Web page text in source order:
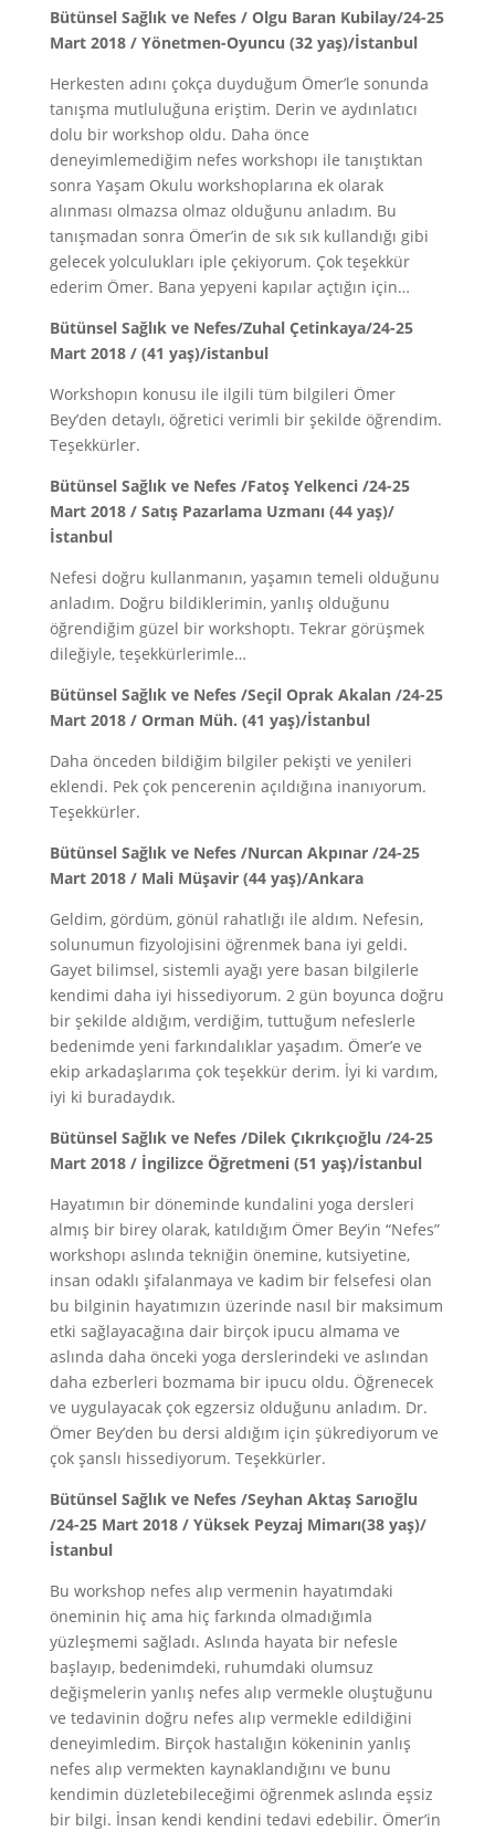
Bütünsel Sağlık ve Nefes / Olgu Baran Kubilay/24-25
Mart 2018 / Yönetmen-Oyuncu (32 yaş)/İstanbul
Herkesten adını çokça duyduğum Ömer’le sonunda
tanışma mutluluğuna eriştim. Derin ve aydınlatıcı
dolu bir workshop oldu. Daha önce
deneyimlemediğim nefes workshopı ile tanıştıktan
sonra Yaşam Okulu workshoplarına ek olarak
alınması olmazsa olmaz olduğunu anladım. Bu
tanışmadan sonra Ömer’in de sık sık kullandığı gibi
gelecek yolculukları iple çekiyorum. Çok teşekkür
ederim Ömer. Bana yepyeni kapılar açtığın için…
Bütünsel Sağlık ve Nefes/Zuhal Çetinkaya/24-25
Mart 2018 / (41 yaş)/istanbul
Workshopın konusu ile ilgili tüm bilgileri Ömer
Bey’den detaylı, öğretici verimli bir şekilde öğrendim.
Teşekkürler.
Bütünsel Sağlık ve Nefes /Fatoş Yelkenci /24-25
Mart 2018 / Satış Pazarlama Uzmanı (44 yaş)/
İstanbul
Nefesi doğru kullanmanın, yaşamın temeli olduğunu
anladım. Doğru bildiklerimin, yanlış olduğunu
öğrendiğim güzel bir workshoptı. Tekrar görüşmek
dileğiyle, teşekkürlerimle…
Bütünsel Sağlık ve Nefes /Seçil Oprak Akalan /24-25
Mart 2018 / Orman Müh. (41 yaş)/İstanbul
Daha önceden bildiğim bilgiler pekişti ve yenileri
eklendi. Pek çok pencerenin açıldığına inanıyorum.
Teşekkürler.
Bütünsel Sağlık ve Nefes /Nurcan Akpınar /24-25
Mart 2018 / Mali Müşavir (44 yaş)/Ankara
Geldim, gördüm, gönül rahatlığı ile aldım. Nefesin,
solunumun fizyolojisini öğrenmek bana iyi geldi.
Gayet bilimsel, sistemli ayağı yere basan bilgilerle
kendimi daha iyi hissediyorum. 2 gün boyunca doğru
bir şekilde aldığım, verdiğim, tuttuğum nefeslerle
bedenimde yeni farkındalıklar yaşadım. Ömer’e ve
ekip arkadaşlarıma çok teşekkür derim. İyi ki vardım,
iyi ki buradaydık.
Bütünsel Sağlık ve Nefes /Dilek Çıkrıkçıoğlu /24-25
Mart 2018 / İngilizce Öğretmeni (51 yaş)/İstanbul
Hayatımın bir döneminde kundalini yoga dersleri
almış bir birey olarak, katıldığım Ömer Bey’in “Nefes”
workshopı aslında tekniğin önemine, kutsiyetine,
insan odaklı şifalanmaya ve kadim bir felsefesi olan
bu bilginin hayatımızın üzerinde nasıl bir maksimum
etki sağlayacağına dair birçok ipucu almama ve
aslında daha önceki yoga derslerindeki ve aslından
daha ezberleri bozmama bir ipucu oldu. Öğrenecek
ve uygulayacak çok egzersiz olduğunu anladım. Dr.
Ömer Bey’den bu dersi aldığım için şükrediyorum ve
çok şanslı hissediyorum. Teşekkürler.
Bütünsel Sağlık ve Nefes /Seyhan Aktaş Sarıoğlu
/24-25 Mart 2018 / Yüksek Peyzaj Mimarı(38 yaş)/
İstanbul
Bu workshop nefes alıp vermenin hayatımdaki
öneminin hiç ama hiç farkında olmadığımla
yüzleşmemi sağladı. Aslında hayata bir nefesle
başlayıp, bedenimdeki, ruhumdaki olumsuz
değişmelerin yanlış nefes alıp vermekle oluştuğunu
ve tedavinin doğru nefes alıp vermekle edildiğini
deneyimledim. Birçok hastalığın kökeninin yanlış
nefes alıp vermekten kaynaklandığını ve bunu
kendimin düzletebileceğimi öğrenmek aslında eşsiz
bir bilgi. İnsan kendi kendini tedavi edebilir. Ömer’in